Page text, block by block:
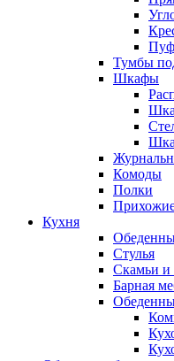
Тумбы
Шкафы
Комоды
Полки
Кухня
Стулья
Скамьи и
Барная